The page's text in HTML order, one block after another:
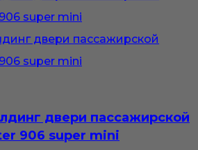
двери пассажирской
906 super mini